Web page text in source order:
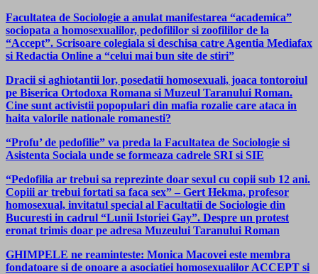
Facultatea de Sociologie a anulat manifestarea “academica”
sociopata a homosexualilor, pedofililor si zoofililor de la
“Accept”. Scrisoare colegiala si deschisa catre Agentia Mediafax
si Redactia Online a “celui mai bun site de stiri”
Dracii si aghiotantii lor, posedatii homosexuali, joaca tontoroiul
pe Biserica Ortodoxa Romana si Muzeul Taranului Roman.
Cine sunt activistii popopulari din mafia rozalie care ataca in
haita valorile nationale romanesti?
“Profu’ de pedofilie” va preda la Facultatea de Sociologie si
Asistenta Sociala unde se formeaza cadrele SRI si SIE
“Pedofilia ar trebui sa reprezinte doar sexul cu copii sub 12 ani.
Copiii ar trebui fortati sa faca sex” – Gert Hekma, profesor
homosexual, invitatul special al Facultatii de Sociologie din
Bucuresti in cadrul “Lunii Istoriei Gay”. Despre un protest
eronat trimis doar pe adresa Muzeului Taranului Roman
GHIMPELE ne reaminteste: Monica Macovei este membra
fondatoare si de onoare a asociatiei homosexualilor ACCEPT si